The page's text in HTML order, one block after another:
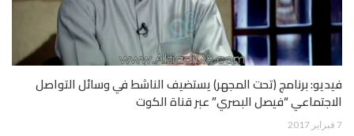
فيديو: برنامج (تحت المجهر) يستضيف الناشط في وسائل التواصل
الاجتماعي “فيصل البصري” عبر قناة الكوت
7 فبراير 2017